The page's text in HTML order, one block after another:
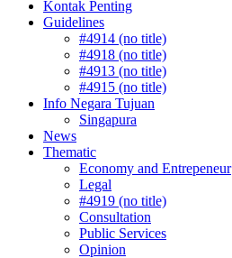
Kontak Penting
Guidelines
#4914 (no title)
#4918 (no title)
#4913 (no title)
#4915 (no title)
Info Negara Tujuan
Singapura
News
Thematic
Economy and Entrepeneur
Legal
#4919 (no title)
Consultation
Public Services
Opinion